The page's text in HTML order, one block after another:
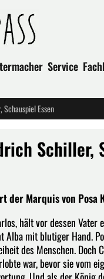
Service
Essen
Schiller,
der Marquis von
hält vor dessen
Alba mit blutiger Hand.
des Menschen.
war, bevor sie vom